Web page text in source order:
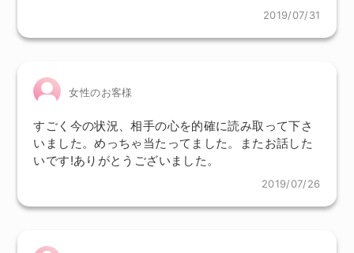
2019/07/31
女性のお客様
すごく今の状況、相手の心を的確に読み取って下さ
いました。めっちゃ当たってました。またお話した
いです!ありがとうございました。
2019/07/26